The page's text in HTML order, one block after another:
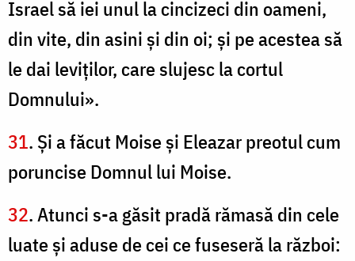
Israel să iei unul la cincizeci din oameni,
din vite, din asini şi din oi; şi pe acestea să
le dai leviţilor, care slujesc la cortul
Domnului».
31. Şi a făcut Moise şi Eleazar preotul cum
poruncise Domnul lui Moise.
32. Atunci s-a găsit pradă rămasă din cele
luate şi aduse de cei ce fuseseră la război: